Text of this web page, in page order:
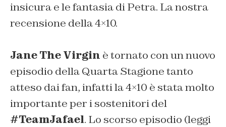
insicura e le fantasia di Petra. La nostra
recensione della 4×10.
Jane The Virgin è tornato con un nuovo
episodio della Quarta Stagione tanto
atteso dai fan, infatti la 4×10 è stata molto
importante per i sostenitori del
#TeamJafael. Lo scorso episodio (leggi